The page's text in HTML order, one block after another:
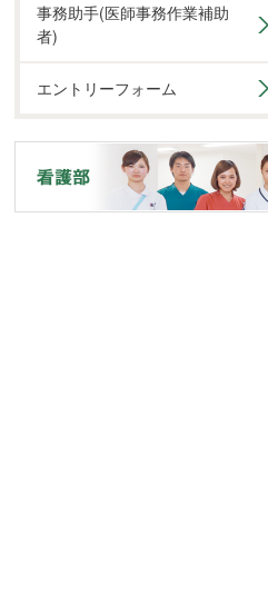
事務助手(医師事務作業補助
者)
エントリーフォーム